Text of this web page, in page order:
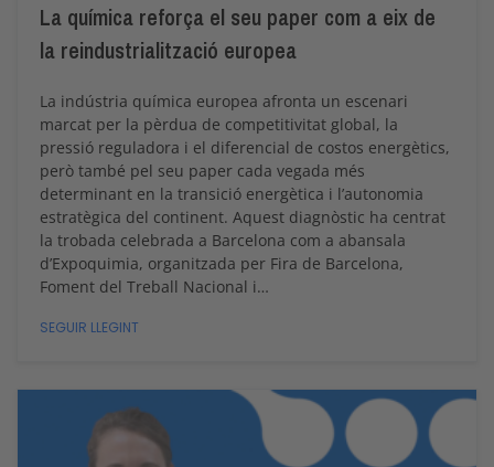
La química reforça el seu paper com a eix de
la reindustrialització europea
La indústria química europea afronta un escenari
marcat per la pèrdua de competitivitat global, la
pressió reguladora i el diferencial de costos energètics,
però també pel seu paper cada vegada més
determinant en la transició energètica i l’autonomia
estratègica del continent. Aquest diagnòstic ha centrat
la trobada celebrada a Barcelona com a abansala
d’Expoquimia, organitzada per Fira de Barcelona,
Foment del Treball Nacional i…
SEGUIR LLEGINT